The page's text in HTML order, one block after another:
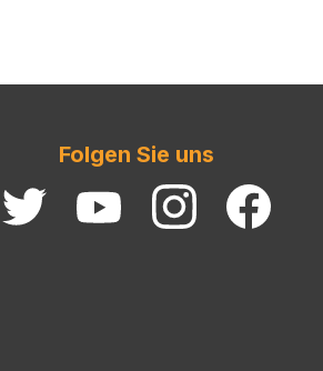
Folgen Sie uns